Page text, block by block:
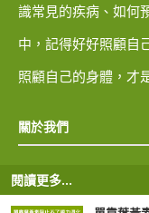
識常見的疾病、如何
中，記得好好照顧自
照顧自己的身體，才
關於我們
隱私權政策
閱讀更多...